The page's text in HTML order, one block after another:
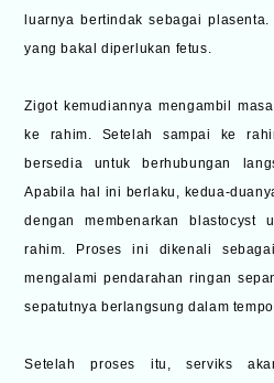
luarnya bertindak sebagai
yang bakal diperlukan fetus.
Zigot kemudiannya mengambil
ke rahim. Setelah sampai ke
bersedia untuk berhubungan
Apabila hal ini berlaku, kedua-
dengan membenarkan blastocyst
rahim. Proses ini dikenali
mengalami pendarahan ringan
sepatutnya berlangsung dalam
Setelah proses itu, serviks